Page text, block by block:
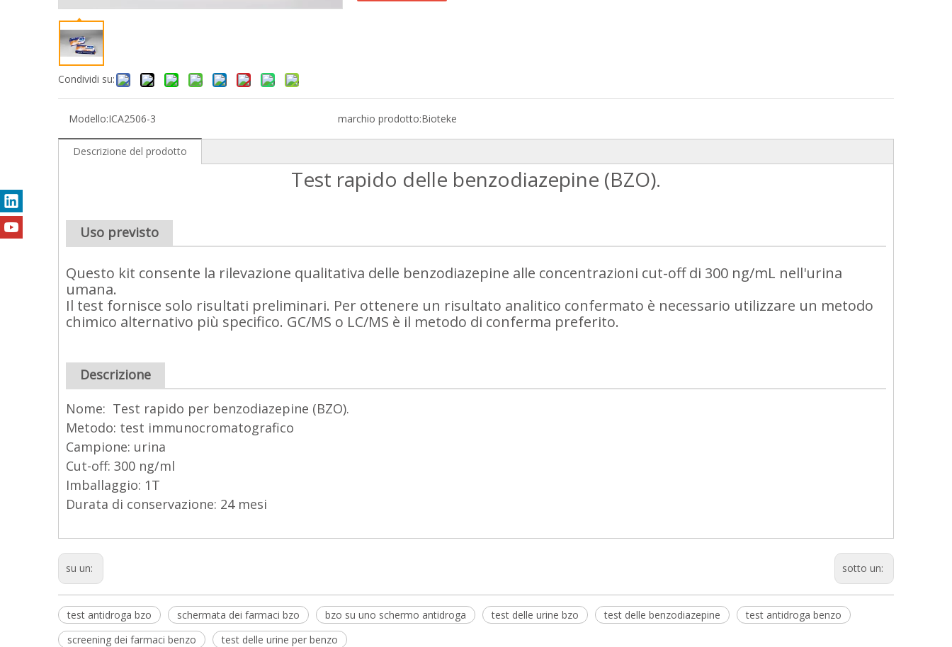
Condividi su:
Modello:ICA2506-3 marchio prodotto:Bioteke
Descrizione del prodotto
Test rapido delle benzodiazepine (BZO).
Uso previsto
Questo kit consente la rilevazione qualitativa delle benzodiazepine alle concentrazioni cut-off di 300 ng/mL nell'urina
umana.
Il test fornisce solo risultati preliminari. Per ottenere un risultato analitico confermato è necessario utilizzare un metodo
chimico alternativo più specifico. GC/MS o LC/MS è il metodo di conferma preferito.
Descrizione
Nome: Test rapido per benzodiazepine (BZO).
Metodo: test immunocromatografico
Campione: urina
Cut-off: 300 ng/ml
Imballaggio: 1T
Durata di conservazione: 24 mesi
su un: sotto un:
test antidroga bzo schermata dei farmaci bzo bzo su uno schermo antidroga test delle urine bzo test delle benzodiazepine
test antidroga benzo
screening dei farmaci benzo
test delle urine per benzo